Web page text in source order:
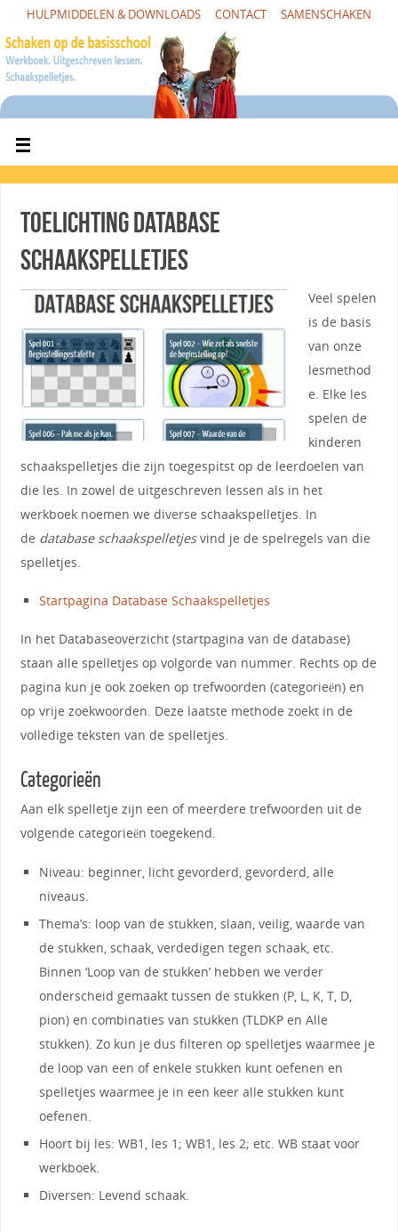
HULPMIDDELEN & DOWNLOADS CONTACT SAMENSCHAKEN
Toelichting Database
schaakspelletjes
Veel spelen
is de basis
van onze
lesmethod
e. Elke les
spelen de
kinderen
schaakspelletjes die zijn toegespitst op de leerdoelen van
die les. In zowel de uitgeschreven lessen als in het
werkboek noemen we diverse schaakspelletjes. In
de database schaakspelletjesvind je de spelregels van die
spelletjes.
Startpagina Database Schaakspelletjes
In het Databaseoverzicht (startpagina van de database)
staan alle spelletjes op volgorde van nummer. Rechts op de
pagina kun je ook zoeken op trefwoorden (categorieën) en
op vrije zoekwoorden. Deze laatste methode zoekt in de
volledige teksten van de spelletjes.
Categorieën
Aan elk spelletje zijn een of meerdere trefwoorden uit de
volgende categorieën toegekend.
Niveau: beginner, licht gevorderd, gevorderd, alle
niveaus.
Thema’s: loop van de stukken, slaan, veilig, waarde van
de stukken, schaak, verdedigen tegen schaak, etc.
Binnen ‘Loop van de stukken’ hebben we verder
onderscheid gemaakt tussen de stukken (P, L, K, T, D,
pion) en combinaties van stukken (TLDKP en Alle
stukken). Zo kun je dus filteren op spelletjes waarmee je
de loop van een of enkele stukken kunt oefenen en
spelletjes waarmee je in een keer alle stukken kunt
oefenen.
Hoort bij les: WB1, les 1; WB1, les 2; etc. WB staat voor
werkboek.
Diversen: Levend schaak.